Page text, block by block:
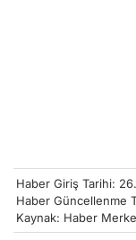
Haber Giriş Tarihi:
Haber Güncellenme
Kaynak: Haber